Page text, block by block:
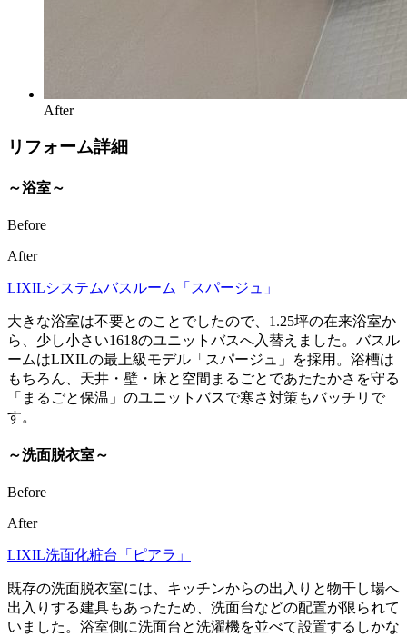
After
リフォーム詳細
～浴室～
Before
After
LIXILシステムバスルーム「スパージュ」
大きな浴室は不要とのことでしたので、1.25坪の在来浴室か
ら、少し小さい1618のユニットバスへ入替えました。バスル
ームはLIXILの最上級モデル「スパージュ」を採用。浴槽は
もちろん、天井・壁・床と空間まるごとであたたかさを守る
「まるごと保温」のユニットバスで寒さ対策もバッチリで
す。
～洗面脱衣室～
Before
After
LIXIL洗面化粧台「ピアラ」
既存の洗面脱衣室には、キッチンからの出入りと物干し場へ
出入りする建具もあったため、洗面台などの配置が限られて
いました。浴室側に洗面台と洗濯機を並べて設置するしかな